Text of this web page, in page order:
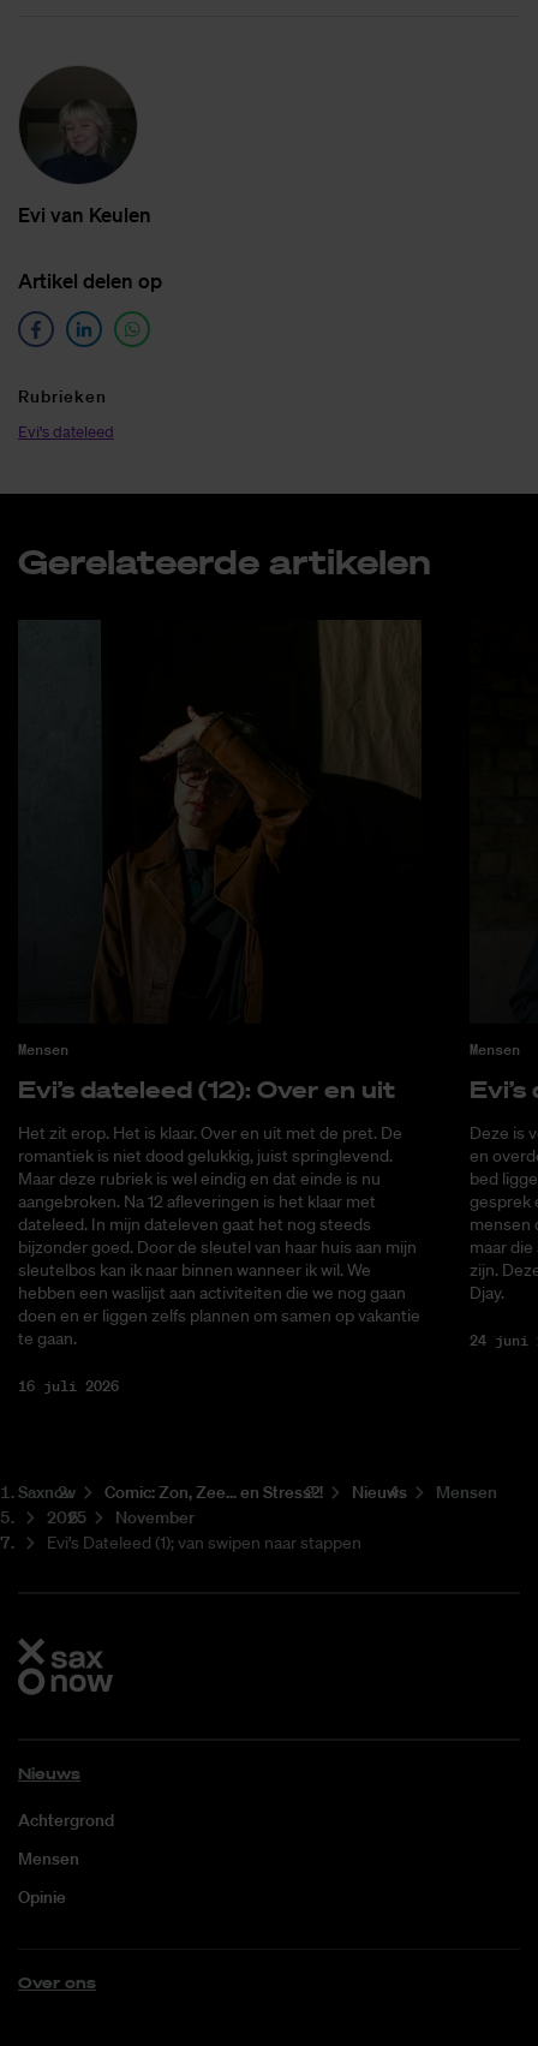
Evi van Keu­len
Ar­ti­kel de­len op
Ru­brie­ken
Evi's dateleed
Ge­re­la­teer­de ar­ti­ke­len
Mensen
Evi’s da­te­leed (12): Over en uit
Het zit erop. Het is klaar. Over en uit met de pret. De
romantiek is niet dood gelukkig, juist springlevend.
Maar deze rubriek is wel eindig en dat einde is nu
aangebroken. Na 12 afleveringen is het klaar met
dateleed. In mijn dateleven gaat het nog steeds
bijzonder goed. Door de sleutel van haar huis aan mijn
sleutelbos kan ik naar binnen wanneer ik wil. We
hebben een waslijst aan activiteiten die we nog gaan
doen en er liggen zelfs plannen om samen op vakantie
te gaan.
16 juli 2026
Mensen
Deze is
en
bed
gesprek
mensen
maar
zijn.
Djay.
24 juni
Saxnow Co­mic: Zon, Zee... en Stress?! Nieuws
Mensen
2025
November
Evi’s Dateleed (1); van swipen naar stappen
Nieuws
Achtergrond
Mensen
Opinie
Over ons